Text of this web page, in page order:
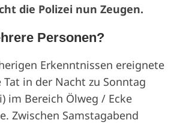
die Polizei nun Zeugen.
Personen?
Erkenntnissen ereignete
Tat in der Nacht zu Sonntag
im Bereich Ölweg / Ecke
Zwischen Samstagabend